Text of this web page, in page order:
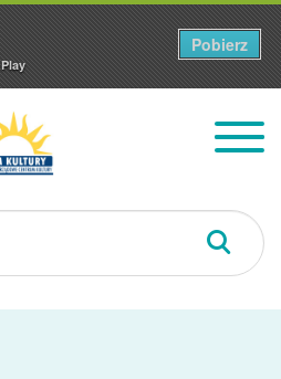
Pobierz